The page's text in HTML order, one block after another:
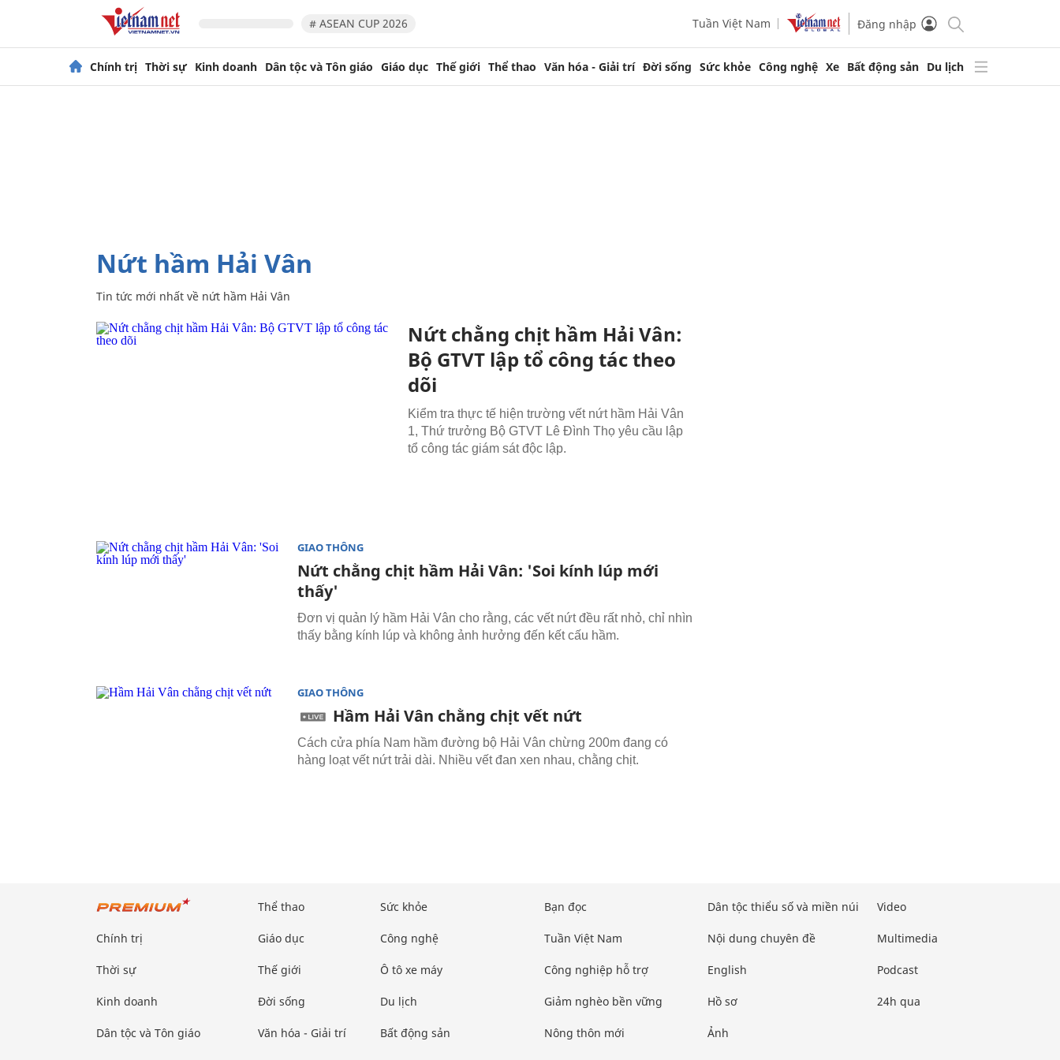
# ASEAN CUP 2026 Tuần Việt Nam Đăng nhập
Chính trị Thời sự Kinh doanh Dân tộc và Tôn giáo Giáo dục Thế giới Thể thao Văn hóa - Giải trí Đời sống Sức khỏe Công nghệ Xe Bất động sản Du lịch
nứt hầm Hải Vân
Tin tức mới nhất về nứt hầm Hải Vân
Nứt chằng chịt hầm Hải Vân:
Bộ GTVT lập tổ công tác theo
dõi
Kiểm tra thực tế hiện trường vết nứt hầm Hải Vân
1, Thứ trưởng Bộ GTVT Lê Đình Thọ yêu cầu lập
tổ công tác giám sát độc lập.
GIAO THÔNG
Nứt chằng chịt hầm Hải Vân: 'Soi kính lúp mới
thấy'
Đơn vị quản lý hầm Hải Vân cho rằng, các vết nứt đều rất nhỏ, chỉ nhìn
thấy bằng kính lúp và không ảnh hưởng đến kết cấu hầm.
GIAO THÔNG
Hầm Hải Vân chằng chịt vết nứt
Cách cửa phía Nam hầm đường bộ Hải Vân chừng 200m đang có
hàng loạt vết nứt trải dài. Nhiều vết đan xen nhau, chằng chịt.
Chính trị
Thời sự
Kinh doanh
Dân tộc và Tôn giáo
Thể thao
Giáo dục
Thế giới
Đời sống
Văn hóa - Giải trí
Sức khỏe
Công nghệ
Ô tô xe máy
Du lịch
Bất động sản
Bạn đọc
Tuần Việt Nam
Công nghiệp hỗ trợ
Giảm nghèo bền vững
Nông thôn mới
Dân tộc thiểu số và miền núi
Nội dung chuyên đề
English
Hồ sơ
Ảnh
Video
Multimedia
Podcast
24h qua